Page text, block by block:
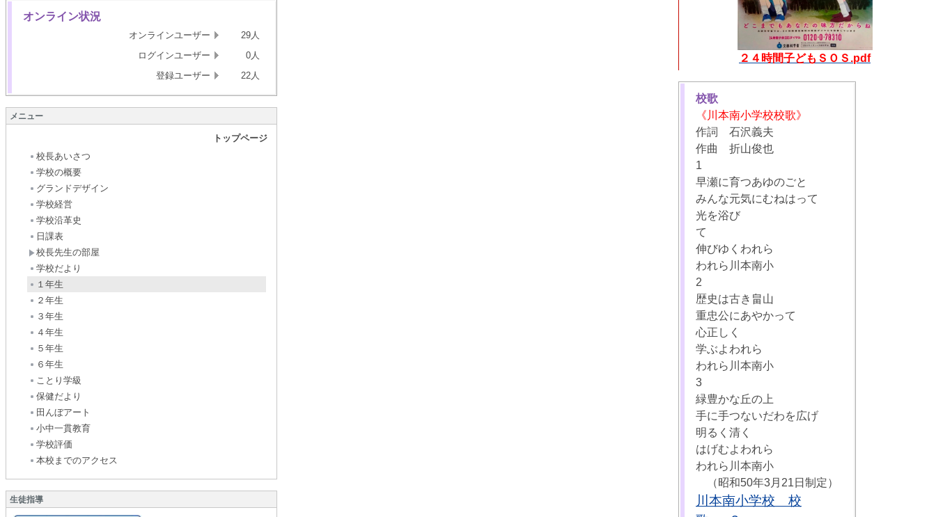
オンライン状況
オンラインユーザー
29人
ログインユーザー
0人
登録ユーザー
22人
メニュー
トップページ
校長あいさつ
学校の概要
グランドデザイン
学校経営
学校沿革史
日課表
校長先生の部屋
学校だより
１年生
２年生
３年生
４年生
５年生
６年生
ことり学級
保健だより
田んぼアート
小中一貫教育
学校評価
本校までのアクセス
生徒指導
２４時間子どもＳＯＳ.pdf
校歌
《川本南小学校校歌》
作詞 石沢義夫
作曲 折山俊也
1
早瀬に育つあゆのごと
みんな元気にむねはって
光を浴び
て
伸びゆくわれら
われら川本南小
2
歴史は古き畠山
重忠公にあやかって
心正しく
学ぶよわれら
われら川本南小
3
緑豊かな丘の上
手に手つないだわを広げ
明るく清く
はげむよわれら
われら川本南小
（昭和50年3月21日制定）
川本南小学校 校